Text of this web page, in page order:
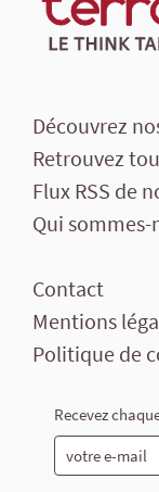
Découvrez
Retrouvez
Flux RSS de
Qui sommes-
Contact
Mentions
Politique de
Recevez